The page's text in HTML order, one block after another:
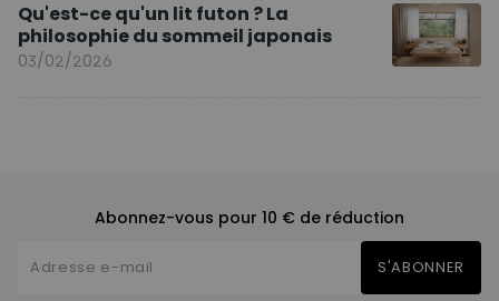
Qu'est-ce qu'un lit futon ? La
philosophie du sommeil japonais
03/02/2026
Abonnez-vous pour 10 € de réduction
S'ABONNER